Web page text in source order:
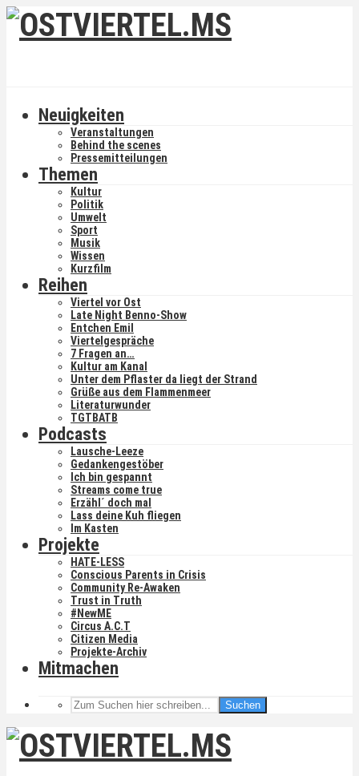
Neuigkeiten
Veranstaltungen
Behind the scenes
Pressemitteilungen
Themen
Kultur
Politik
Umwelt
Sport
Musik
Wissen
Kurzfilm
Reihen
Viertel vor Ost
Late Night Benno-Show
Entchen Emil
Viertelgespräche
7 Fragen an…
Kultur am Kanal
Unter dem Pflaster da liegt der Strand
Grüße aus dem Flammenmeer
Literaturwunder
TGTBATB
Podcasts
Lausche-Leeze
Gedankengestöber
Ich bin gespannt
Streams come true
Erzähl´ doch mal
Lass deine Kuh fliegen
Im Kasten
Projekte
HATE-LESS
Conscious Parents in Crisis
Community Re-Awaken
Trust in Truth
#NewME
Circus A.C.T
Citizen Media
Projekte-Archiv
Mitmachen
Suchen